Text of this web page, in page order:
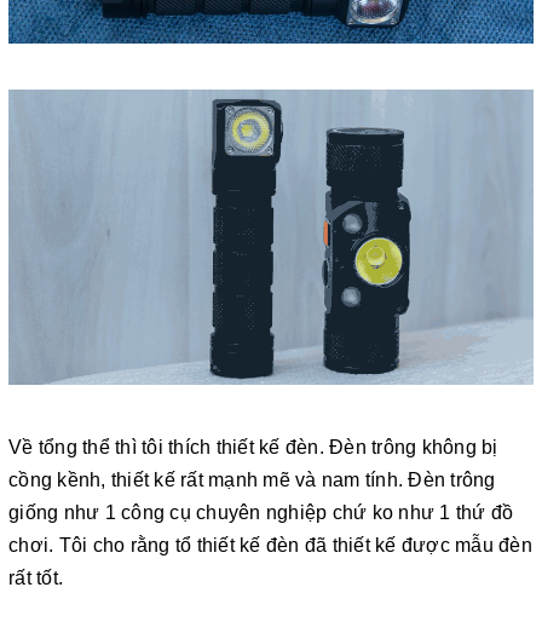
Về tổng thể thì tôi thích thiết kế đèn. Đèn trông không bị
cồng kềnh, thiết kế rất mạnh mẽ và nam tính. Đèn trông
giống như 1 công cụ chuyên nghiệp chứ ko như 1 thứ đồ
chơi. Tôi cho rằng tổ thiết kế đèn đã thiết kế được mẫu đèn
rất tốt.